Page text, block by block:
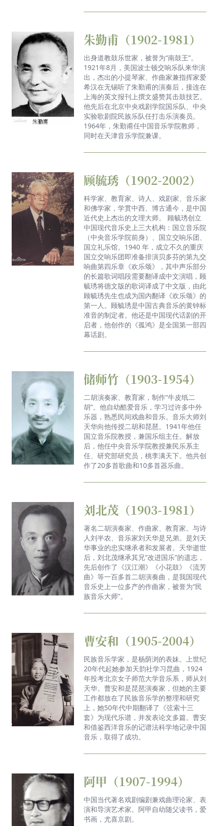
朱勤甫（1902-1981）
出身道教鼓乐世家，被誉为“南鼓王”。
1921年8月，美国波士顿交响乐队来华演
出，杰出的小提琴家、作曲家兼指挥家爱
希汉在无锡听了朱勤甫的演奏后，接连在
上海的英文报刊上撰文盛赞其击鼓技艺。
他先后在北京中央戏剧学院国乐队、中央
实验歌剧院民族乐队任打击乐演奏员。
1964年，朱勤甫任中国音乐学院教师，
同时在天津音乐学院兼课。
顾毓琇（1902-2002）
科学家、教育家、诗人、戏剧家、音乐家
和佛学家，学贯中西、博古通今，是中国
近代史上杰出的文理大师。 顾毓琇创立
中国现代音乐史上三大机构：国立音乐院
（中央音乐学院前身）、国立交响乐团、
国立礼乐馆。1940 年，成立不久的重庆
国立交响乐团即准备排演贝多芬的第九交
响曲第四乐章《欢乐颂》，其中声乐部分
的长篇歌词唱段需要翻译成中文演唱，顾
毓琇将德文版的歌词译成了中文版，由此
顾毓琇先生也成为国内翻译《欢乐颂》的
第一人。顾毓琇是中国古典音乐的黄钟标
准音的制定者。他还是中国现代话剧的开
启者，他创作的《孤鸿》是全国第一部四
幕话剧。
储师竹（1903-1954）
二胡演奏家、教育家，制作“牛皮纸二
胡”。他自幼酷爱音乐，学习过许多中外
乐器，熟悉民间戏曲和音乐。音乐大师刘
天华向他传授二胡和琵琶。1941年他任
国立音乐院教授，兼国乐组主任。解放
后，他任中央音乐学院教授兼民乐系主
任、研究部研究员，桃李满天下。他共创
作了20多首歌曲和10多首器乐曲。
刘北茂（1903-1981）
著名二胡演奏家、作曲家、教育家。与诗
人刘半农、音乐家刘天华是兄弟。是刘天
华事业的忠实继承者和发展者。天华逝世
后，刘北茂继承其兄“改进国乐”的遗志，
先后创作了《汉江潮》《小花鼓》《流芳
曲》等一百多首二胡演奏曲，是我国现代
音乐史上一位多产的作曲家，被誉为“民
族音乐大师”。
曹安和（1905-2004）
民族音乐学家，是杨荫浏的表妹。上世纪
20年代起她参加天韵社学习昆曲，1924
年投考北京女子师范大学音乐系，师从刘
天华。曹安和是琵琶演奏家，但她的主要
工作都放在了民族音乐学的整理和研究
上，她50年代中期翻译了《弦索十三
套》为现代乐谱，并发表论文多篇。曹安
和借鉴西洋音乐的记谱法科学地记录中国
音乐，取得了成功。
阿甲（1907-1994）
中国当代著名戏剧编剧兼戏曲理论家、表
演和导演艺术家。阿甲自幼随父读书，爱
书画，尤喜京剧。